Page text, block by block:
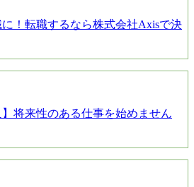
！転職するなら株式会社Axisで決
】将来性のある仕事を始めません